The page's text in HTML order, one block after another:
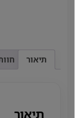
תיאור
תיאור